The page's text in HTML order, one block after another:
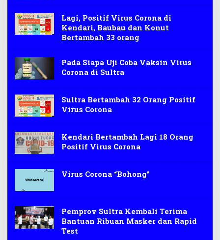
Lagi, Positif Virus Corona di
Kendari, Baubau dan Konut
Bertambah 33 orang
Pada Siapa Uji Coba Vaksin Virus
Corona di Sultra
Sultra Bertambah 32 Orang Positif
Virus Corona
Kendari Bertambah Lagi 18 Orang
Positif Virus Corona
Virus Corona “Bohong”
Pemprov Sultra Kembali Terima
Bantuan Ribuan Masker dan Rapid
Test